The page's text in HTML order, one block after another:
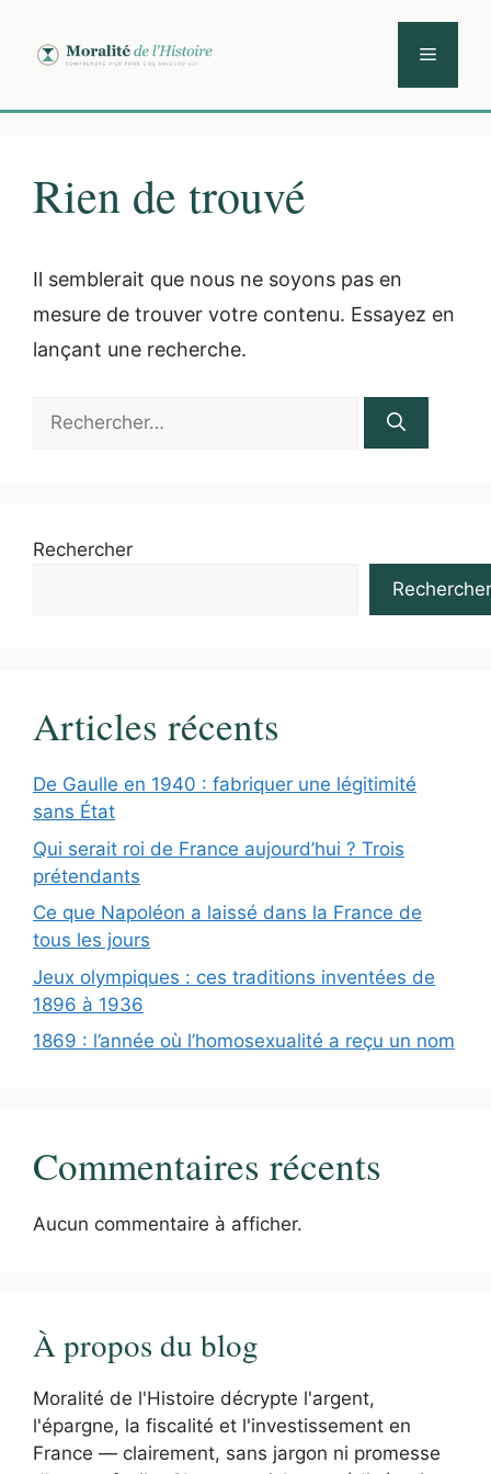
contenu
Menu
Rien de trouvé
Il semblerait que nous ne soyons pas en
mesure de trouver votre contenu. Essayez en
lançant une recherche.
Rechercher :
Rechercher
Rechercher
Articles récents
De Gaulle en 1940 : fabriquer une légitimité
sans État
Qui serait roi de France aujourd’hui ? Trois
prétendants
Ce que Napoléon a laissé dans la France de
tous les jours
Jeux olympiques : ces traditions inventées de
1896 à 1936
1869 : l’année où l’homosexualité a reçu un nom
Commentaires récents
Aucun commentaire à afficher.
À propos du blog
Moralité de l'Histoire décrypte l'argent,
l'épargne, la fiscalité et l'investissement en
France — clairement, sans jargon ni promesse